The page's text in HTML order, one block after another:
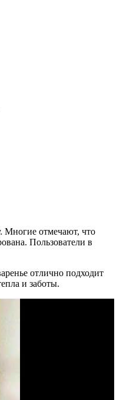
Многие отмечают, что
Пользователи в
отлично подходит
и заботы.